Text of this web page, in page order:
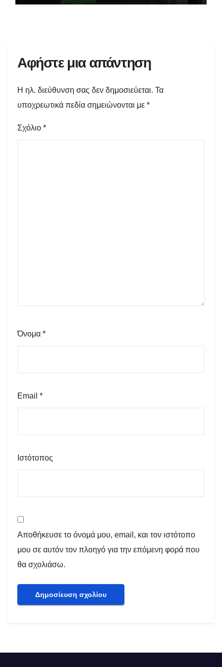
Αφήστε μια απάντηση
Η ηλ. διεύθυνση σας δεν δημοσιεύεται. Τα
υποχρεωτικά πεδία σημειώνονται με *
Σχόλιο *
Όνομα *
Email *
Ιστότοπος
Αποθήκευσε το όνομά μου, email, και τον ιστότοπο
μου σε αυτόν τον πλοηγό για την επόμενη φορά που
θα σχολιάσω.